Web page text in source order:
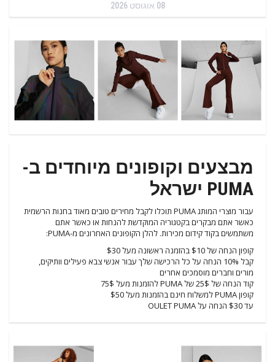
08 אוגוסט 2026
מבצעים וקופונים מיוחדים ב-
PUMA ישראל
עבור מוצרי המותג PUMA תוכלו לקבל מחירים טובים מאוד בחנות הרשמית
כאשר אתם מבקרים בקטגוריה המוקדשת להנחות או כאשר אתם
משתמשים בקוד קידום מכירות. להלן הקופונים האחרונים מ-PUMA:
קופון הנחה של $10 בהזמנה ראשונה מעל $30
קבל 10% הנחה על כל הרכישה שלך עבור אנשי צבא פעילים וותיקים,
מורים וחברים מוסמכים אחרים
קוד הנחה של 25$ של PUMA להזמנות מעל 75$
קופון PUMA למשלוח חינם בהזמנות מעל $50
עד $30 הנחה על OULET PUMA